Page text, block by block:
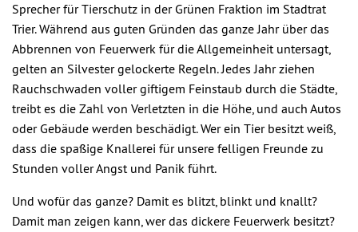
Sprecher für Tierschutz in der Grünen Fraktion im Stadtrat
Trier. Während aus guten Gründen das ganze Jahr über das
Abbrennen von Feuerwerk für die Allgemeinheit untersagt,
gelten an Silvester gelockerte Regeln. Jedes Jahr ziehen
Rauchschwaden voller giftigem Feinstaub durch die Städte,
treibt es die Zahl von Verletzten in die Höhe, und auch Autos
oder Gebäude werden beschädigt. Wer ein Tier besitzt weiß,
dass die spaßige Knallerei für unsere felligen Freunde zu
Stunden voller Angst und Panik führt.
Und wofür das ganze? Damit es blitzt, blinkt und knallt?
Damit man zeigen kann, wer das dickere Feuerwerk besitzt?